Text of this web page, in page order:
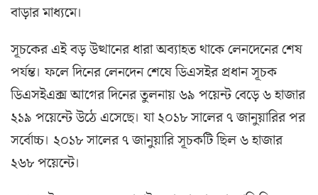
বাড়ার মাধ্যমে।
সূচকের এই বড় উত্থানের ধারা অব্যাহত থাকে লেনদেনের শেষ
পর্যন্ত। ফলে দিনের লেনদেন শেষে ডিএসইর প্রধান সূচক
ডিএসইএক্স আগের দিনের তুলনায় ৬৯ পয়েন্ট বেড়ে ৬ হাজার
২১৯ পয়েন্টে উঠে এসেছে। যা ২০১৮ সালের ৭ জানুয়ারির পর
সর্বোচ্চ। ২০১৮ সালের ৭ জানুয়ারি সূচকটি ছিল ৬ হাজার
২৬৮ পয়েন্টে।